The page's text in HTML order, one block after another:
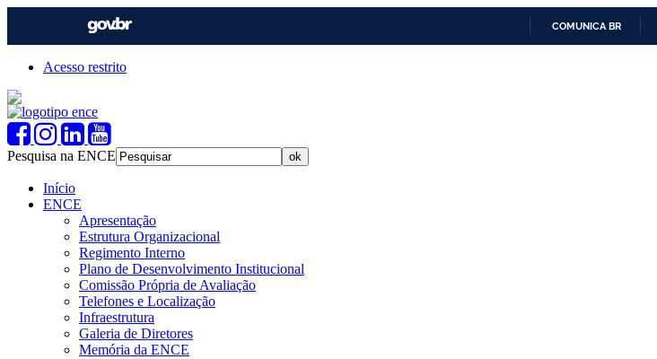
COMUNICA BR
Acesso restrito
Pesquisa na ENCE
Início
ENCE
Apresentação
Estrutura Organizacional
Regimento Interno
Plano de Desenvolvimento Institucional
Comissão Própria de Avaliação
Telefones e Localização
Infraestrutura
Galeria de Diretores
Memória da ENCE